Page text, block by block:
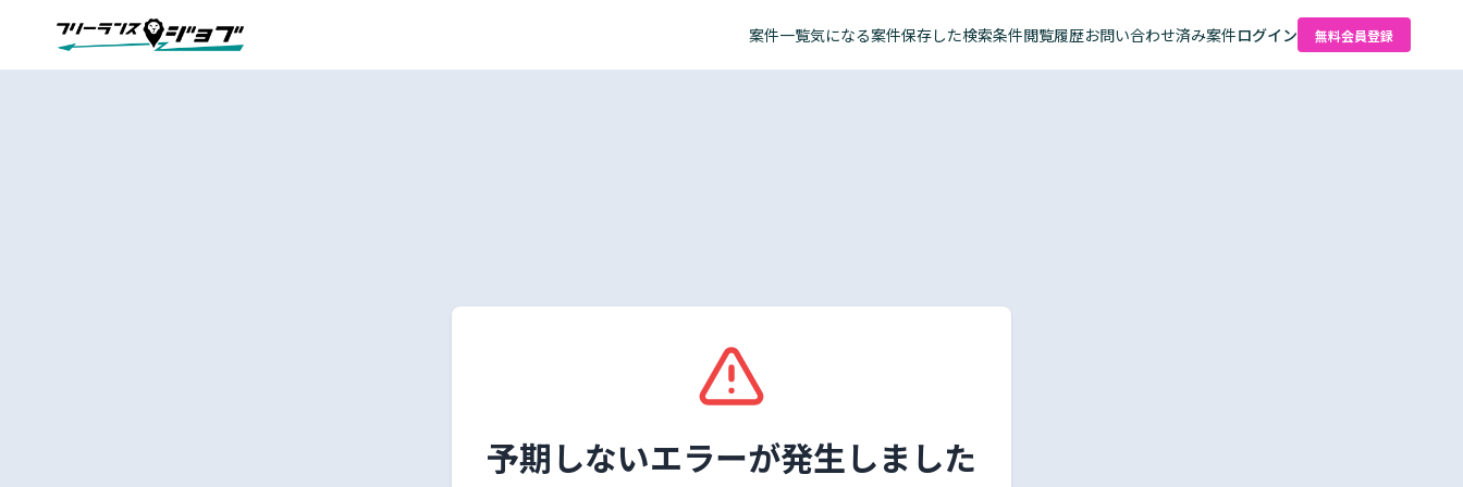
案件一覧気になる案件保存した検索条件閲覧履歴お問い合わせ済み案件ログイン 無料会員登録
予期しないエラーが発生しました